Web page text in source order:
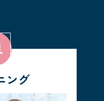
ング